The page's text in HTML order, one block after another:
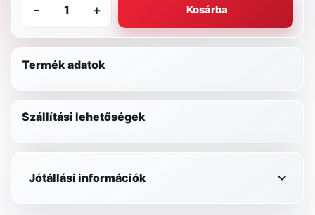
- + Kosárba
Termék adatok
Szállítási lehetőségek
Jótállási információk